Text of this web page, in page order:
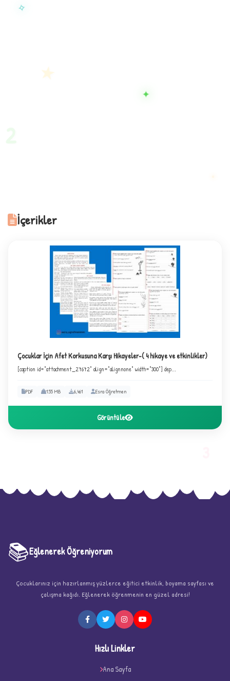
✧
✦
✦
İçerikler
Çocuklar İçin Afet Korkusuna Karşı Hikayeler-( 4 hikaye ve etkinlikler)
[caption id="attachment_27672" align="alignnone" width="300"] dep...
PDF 1.55 MB 6,461 Esra Öğretmen
Görüntüle
★
📚Eğlenerek Öğreniyorum
Çocuklarınız için hazırlanmış yüzlerce eğitici etkinlik, boyama sayfası ve
çalışma kağıdı. Eğlenerek öğrenmenin en güzel adresi!
Hızlı Linkler
Ana Sayfa